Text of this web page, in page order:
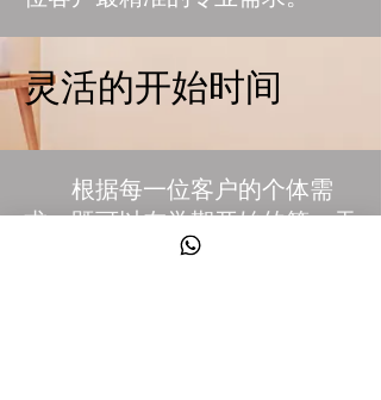
灵活的开始时间
根据每一位客户的个体需
求，既可以在学期开始的第一天
使用CPT，也可以在学期开始后